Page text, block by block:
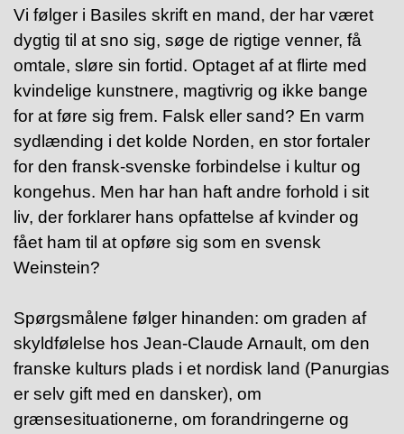
Vi følger i Basiles skrift en mand, der har været
dygtig til at sno sig, søge de rigtige venner, få
omtale, sløre sin fortid. Optaget af at flirte med
kvindelige kunstnere, magtivrig og ikke bange
for at føre sig frem. Falsk eller sand? En varm
sydlænding i det kolde Norden, en stor fortaler
for den fransk-svenske forbindelse i kultur og
kongehus. Men har han haft andre forhold i sit
liv, der forklarer hans opfattelse af kvinder og
fået ham til at opføre sig som en svensk
Weinstein?
Spørgsmålene følger hinanden: om graden af ​​
skyldfølelse hos Jean-Claude Arnault, om den
franske kulturs plads i et nordisk land (Panurgias
er selv gift med en dansker), om
grænsesituationerne, om forandringerne og